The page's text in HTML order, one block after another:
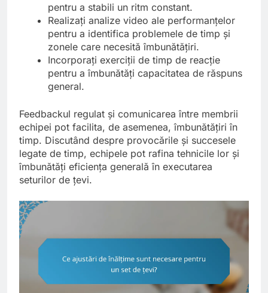
pentru a stabili un ritm constant.
Realizați analize video ale performanțelor
pentru a identifica problemele de timp și
zonele care necesită îmbunătățiri.
Incorporați exerciții de timp de reacție
pentru a îmbunătăți capacitatea de răspuns
general.
Feedbackul regulat și comunicarea între membrii
echipei pot facilita, de asemenea, îmbunătățiri în
timp. Discutând despre provocările și succesele
legate de timp, echipele pot rafina tehnicile lor și
îmbunătăți eficiența generală în executarea
seturilor de țevi.